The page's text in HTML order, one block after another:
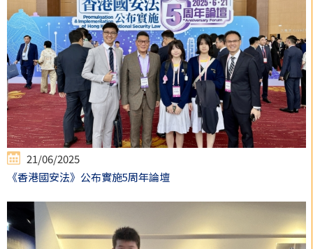
21/06/2025
《香港國安法》公布實施5周年論壇